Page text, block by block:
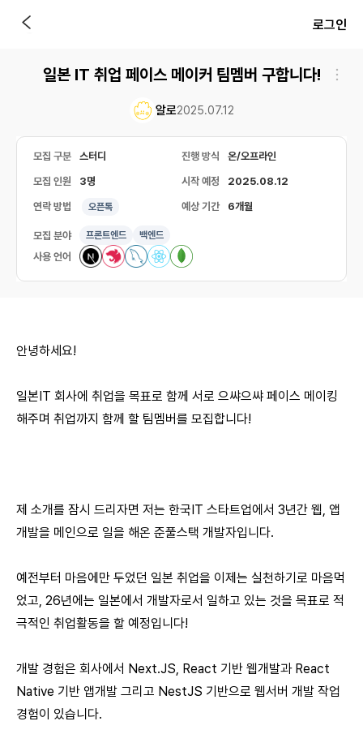
로그인
일본 IT 취업 페이스 메이커 팀멤버 구합니다!
알로2025.07.12
모집 구분 스터디 진행 방식 온/오프라인
모집 인원 3명 시작 예정 2025.08.12
연락 방법 오픈톡 예상 기간 6개월
모집 분야 프론트엔드 백엔드
사용 언어
안녕하세요!
일본IT 회사에 취업을 목표로 함께 서로 으쌰으쌰 페이스 메이킹
해주며 취업까지 함께 할 팀멤버를 모집합니다!
제 소개를 잠시 드리자면 저는 한국IT 스타트업에서 3년간 웹, 앱
개발을 메인으로 일을 해온 준풀스택 개발자입니다.
예전부터 마음에만 두었던 일본 취업을 이제는 실천하기로 마음먹
었고, 26년에는 일본에서 개발자로서 일하고 있는 것을 목표로 적
극적인 취업활동을 할 예정입니다!
개발 경험은 회사에서 Next.JS, React 기반 웹개발과 React
Native 기반 앱개발 그리고 NestJS 기반으로 웹서버 개발 작업
경험이 있습니다.